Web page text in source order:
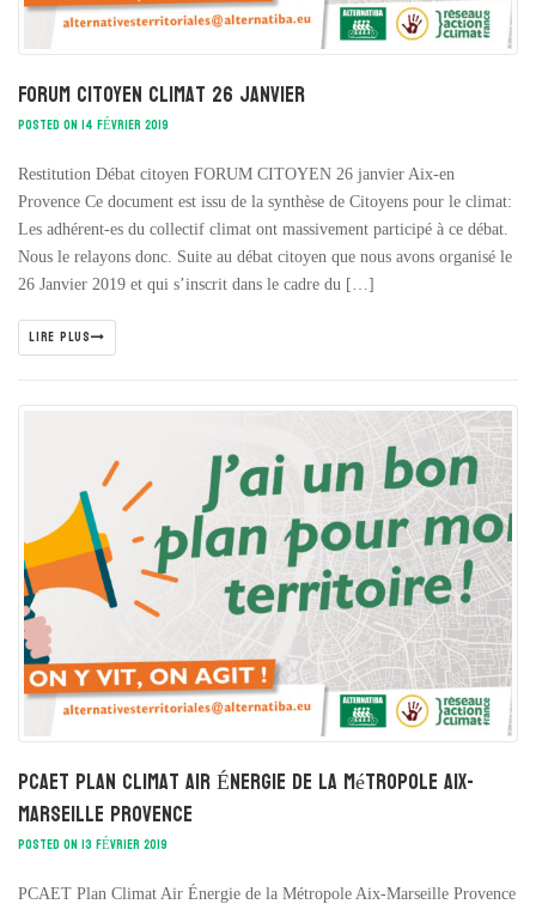
Forum citoyen climat 26 janvier
POSTED ON 14 FÉVRIER 2019
Restitution Débat citoyen FORUM CITOYEN 26 janvier Aix-en
Provence Ce document est issu de la synthèse de Citoyens pour le climat:
Les adhérent-es du collectif climat ont massivement participé à ce débat.
Nous le relayons donc. Suite au débat citoyen que nous avons organisé le ​
26 Janvier 2019 ​et qui s’inscrit dans le cadre du […]
LIRE PLUS
PCAET Plan Climat Air Énergie de la Métropole Aix-
Marseille Provence
POSTED ON 13 FÉVRIER 2019
PCAET Plan Climat Air Énergie de la Métropole Aix-Marseille Provence